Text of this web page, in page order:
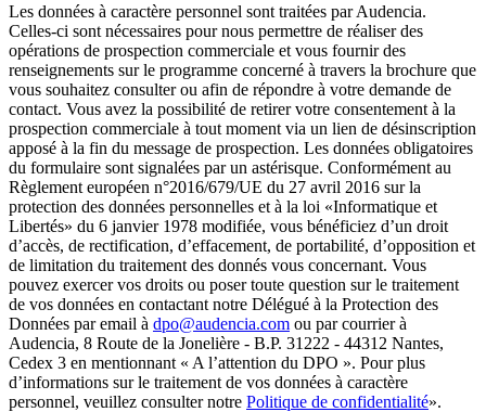
Les données à caractère personnel sont traitées par Audencia.
Celles-ci sont nécessaires pour nous permettre de réaliser des
opérations de prospection commerciale et vous fournir des
renseignements sur le programme concerné à travers la brochure que
vous souhaitez consulter ou afin de répondre à votre demande de
contact. Vous avez la possibilité de retirer votre consentement à la
prospection commerciale à tout moment via un lien de désinscription
apposé à la fin du message de prospection. Les données obligatoires
du formulaire sont signalées par un astérisque. Conformément au
Règlement européen n°2016/679/UE du 27 avril 2016 sur la
protection des données personnelles et à la loi «Informatique et
Libertés» du 6 janvier 1978 modifiée, vous bénéficiez d’un droit
d’accès, de rectification, d’effacement, de portabilité, d’opposition et
de limitation du traitement des donnés vous concernant. Vous
pouvez exercer vos droits ou poser toute question sur le traitement
de vos données en contactant notre Délégué à la Protection des
Données par email à dpo@audencia.com ou par courrier à
Audencia, 8 Route de la Jonelière - B.P. 31222 - 44312 Nantes,
Cedex 3 en mentionnant « A l’attention du DPO ». Pour plus
d’informations sur le traitement de vos données à caractère
personnel, veuillez consulter notre Politique de confidentialité».